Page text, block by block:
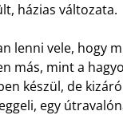
házias változata.
lenni vele, hogy
más, mint a
készül, de
egy